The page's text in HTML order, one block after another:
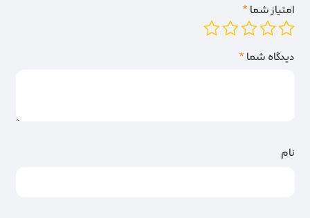
امتیاز شما*
دیدگاه شما*
نام